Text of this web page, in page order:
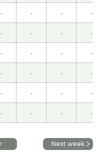
て楽しかったです。
中国の水は相変わら
しょー！
话题都很有意思 期
ました。先生との
、ようやく汉语会法
た。このテキストを
のページを見て、と
- - - -
- - - -
- - - -
- - - -
- - - -
- - - -
Next week